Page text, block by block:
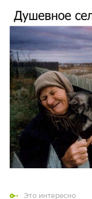
Это интересно